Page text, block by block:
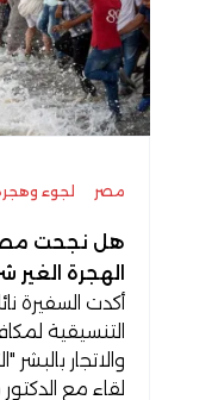
مصر لجوء
هل نجحت
الهجرة الغير
أكدت السفيرة
التنسيقية
والاتجار بالبشر
لقاء مع